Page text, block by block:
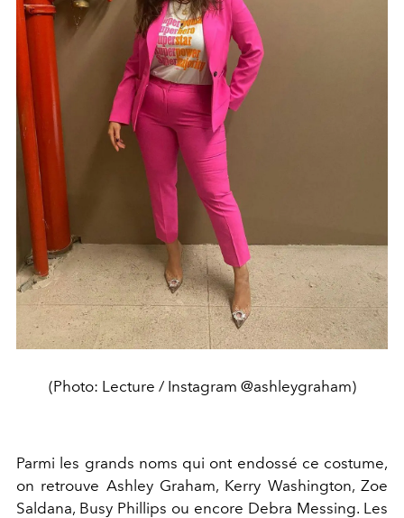
(Photo: Lecture / Instagram @ashleygraham)
Parmi les grands noms qui ont endossé ce costume,
on retrouve Ashley Graham, Kerry Washington, Zoe
Saldana, Busy Phillips ou encore Debra Messing. Les